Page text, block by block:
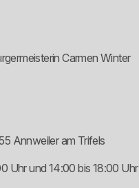
Carmen Winter
Annweiler am Trifels
Uhr und 14:00 bis 18:00 Uhr